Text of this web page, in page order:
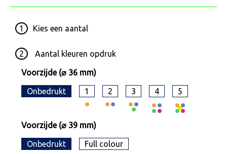
1 Kies een aantal
2 Aantal kleuren opdruk
Voorzijde (⌀ 36 mm)
Onbedrukt 1 2 3 4 5
Voorzijde (⌀ 39 mm)
Onbedrukt Full colour